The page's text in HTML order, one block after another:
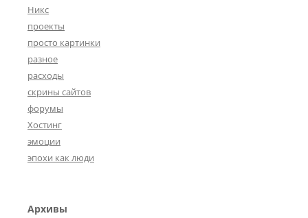
Никс
проекты
просто картинки
разное
расходы
скрины сайтов
форумы
Хостинг
эмоции
эпохи как люди
Архивы